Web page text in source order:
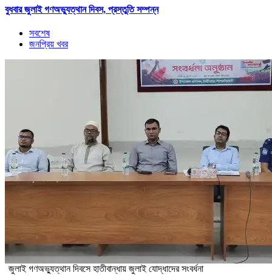
বুধবার জুলাই গণঅভ্যুত্থান দিবস, প্রস্তুতি সম্পন্ন
সবশেষ
জনপ্রিয় খবর
জুলাই গণঅভ্যুত্থান দিবসে হাতীবান্ধায় জুলাই যোদ্ধাদের সংবর্ধনা